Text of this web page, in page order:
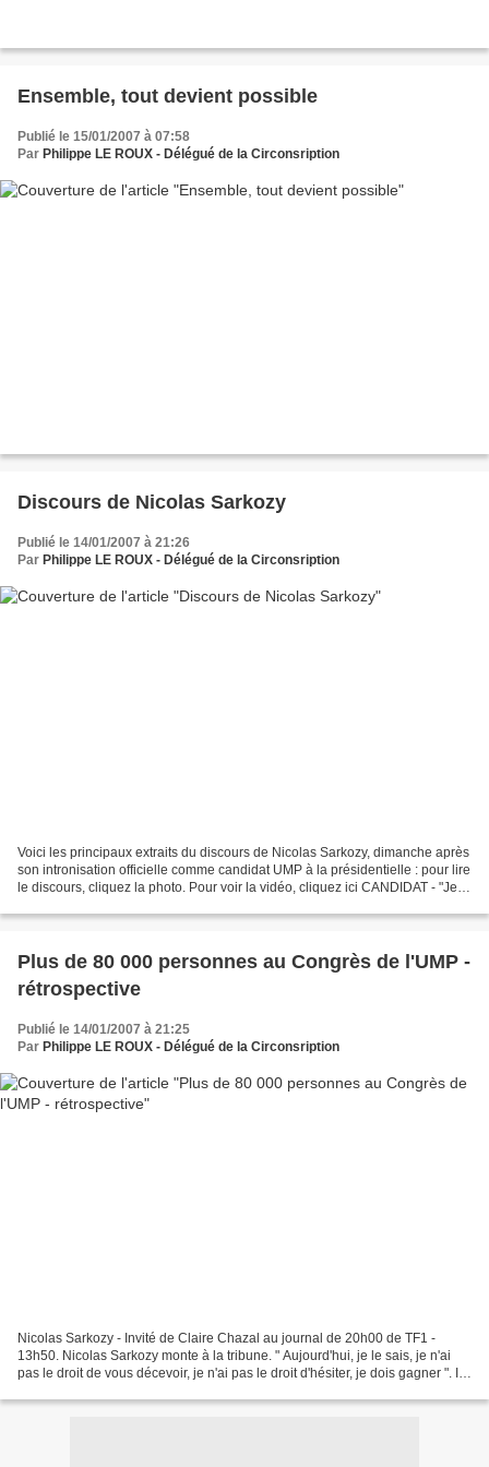
Ensemble, tout devient possible
Publié le 15/01/2007 à 07:58
Par Philippe LE ROUX - Délégué de la Circonsription
Discours de Nicolas Sarkozy
Publié le 14/01/2007 à 21:26
Par Philippe LE ROUX - Délégué de la Circonsription
Voici les principaux extraits du discours de Nicolas Sarkozy, dimanche après
son intronisation officielle comme candidat UMP à la présidentielle : pour lire
le discours, cliquez la photo. Pour voir la vidéo, cliquez ici CANDIDAT - "Je
Plus de 80 000 personnes au Congrès de l'UMP -
rétrospective
Publié le 14/01/2007 à 21:25
Par Philippe LE ROUX - Délégué de la Circonsription
Nicolas Sarkozy - Invité de Claire Chazal au journal de 20h00 de TF1 -
13h50. Nicolas Sarkozy monte à la tribune. " Aujourd'hui, je le sais, je n'ai
pas le droit de vous décevoir, je n'ai pas le droit d'hésiter, je dois gagner ". Il